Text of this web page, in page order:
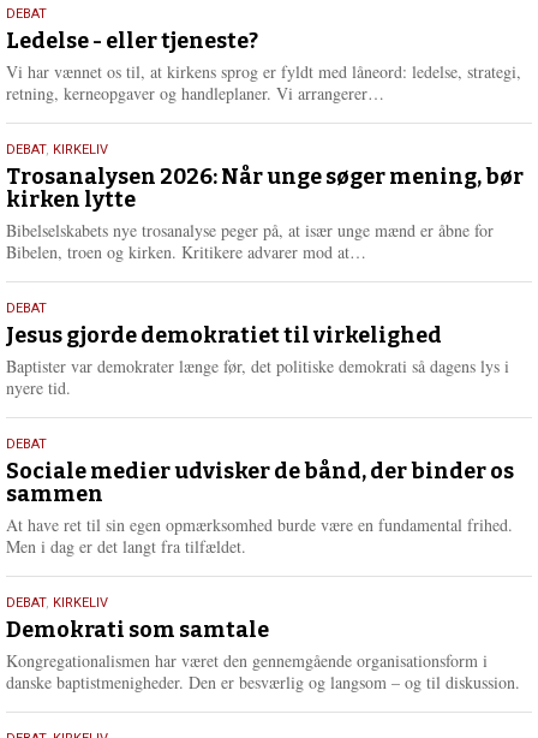
e
e
10.
juni
2026
DEBAT
Ledelse - eller tjeneste?
Vi har vænnet os til, at kirkens sprog er fyldt med låneord: ledelse, strategi,
retning, kerneopgaver og handleplaner. Vi arrangerer…
e
2.
juni
2026
DEBAT, KIRKELIV
Trosanalysen 2026: Når unge søger mening, bør
kirken lytte
Bibelselskabets nye trosanalyse peger på, at især unge mænd er åbne for
Bibelen, troen og kirken. Kritikere advarer mod at…
e
e
18.
maj
2026
DEBAT
Jesus gjorde demokratiet til virkelighed
Baptister var demokrater længe før, det politiske demokrati så dagens lys i
nyere tid.
18.
maj
2026
DEBAT
Sociale medier udvisker de bånd, der binder os
sammen
At have ret til sin egen opmærksomhed burde være en fundamental frihed.
Men i dag er det langt fra tilfældet.
18.
maj
2026
DEBAT, KIRKELIV
Demokrati som samtale
Kongregationalismen har været den gennemgående organisationsform i
danske baptistmenigheder. Den er besværlig og langsom – og til diskussion.